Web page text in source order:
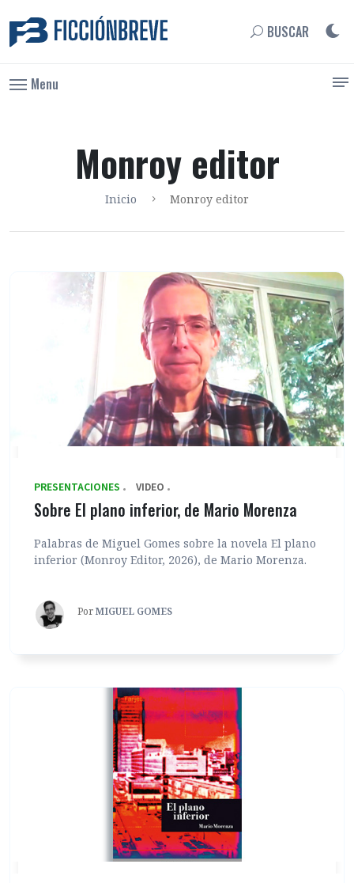
BUSCAR
Menu
Monroy editor
Inicio Monroy editor
PRESENTACIONES VIDEO
Sobre El plano inferior, de Mario Morenza
Palabras de Miguel Gomes sobre la novela El plano
inferior (Monroy Editor, 2026), de Mario Morenza.
PorMIGUEL GOMES